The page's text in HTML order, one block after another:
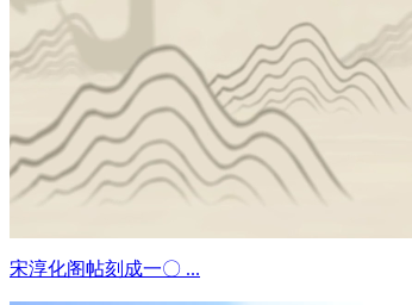
宋淳化阁帖刻成一〇 ...